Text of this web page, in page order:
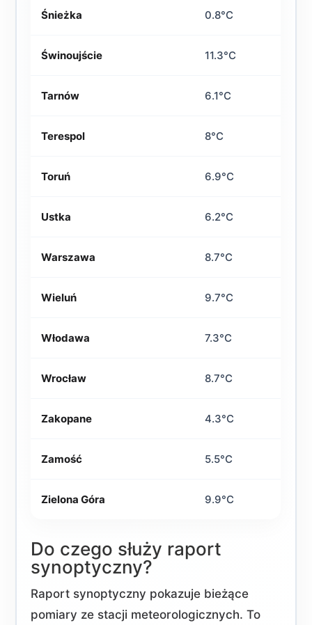
Śnieżka 0.8°C
Świnoujście 11.3°C
Tarnów 6.1°C
Terespol 8°C
Toruń 6.9°C
Ustka 6.2°C
Warszawa 8.7°C
Wieluń 9.7°C
Włodawa 7.3°C
Wrocław 8.7°C
Zakopane 4.3°C
Zamość 5.5°C
Zielona Góra 9.9°C
Do czego służy raport
synoptyczny?
Raport synoptyczny pokazuje bieżące
pomiary ze stacji meteorologicznych. To